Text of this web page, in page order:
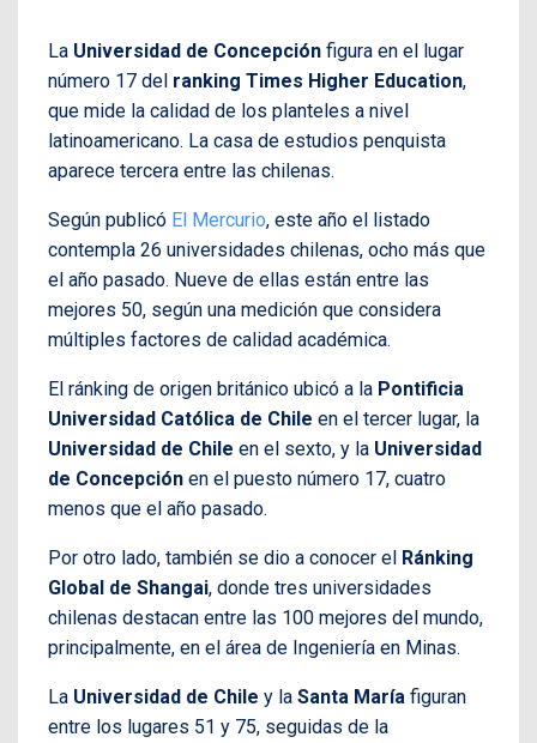
La Universidad de Concepción figura en el lugar
número 17 del ranking Times Higher Education,
que mide la calidad de los planteles a nivel
latinoamericano. La casa de estudios penquista
aparece tercera entre las chilenas.
Según publicó El Mercurio, este año el listado
contempla 26 universidades chilenas, ocho más que
el año pasado. Nueve de ellas están entre las
mejores 50, según una medición que considera
múltiples factores de calidad académica.
El ránking de origen británico ubicó a la Pontificia
Universidad Católica de Chile en el tercer lugar, la
Universidad de Chile en el sexto, y la Universidad
de Concepción en el puesto número 17, cuatro
menos que el año pasado.
Por otro lado, también se dio a conocer el Ránking
Global de Shangai, donde tres universidades
chilenas destacan entre las 100 mejores del mundo,
principalmente, en el área de Ingeniería en Minas.
La Universidad de Chile y la Santa María figuran
entre los lugares 51 y 75, seguidas de la